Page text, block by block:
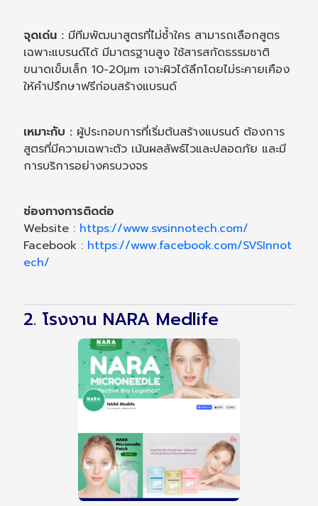
จุดเด่น : มีทีมพัฒนาสูตรที่ไม่ซ้ำใคร สามารถเลือกสูตร
เฉพาะแบรนด์ได้ มีมาตรฐานสูง ใช้สารสกัดธรรมชาติ
ขนาดเข็มเล็ก 10-20μm เจาะผิวได้ลึกโดยไม่ระคายเคือง
ให้คำปรึกษาฟรีก่อนสร้างแบรนด์
เหมาะกับ : ผู้ประกอบการที่เริ่มต้นสร้างแบรนด์ ต้องการ
สูตรที่มีความเฉพาะตัว เน้นผลลัพธ์ไวและปลอดภัย และมี
การบริการอย่างครบวงจร
ช่องทางการติดต่อ
Website : https://www.svsinnotech.com/
Facebook : https://www.facebook.com/SVSInnot
ech/
2. โรงงาน NARA Medlife